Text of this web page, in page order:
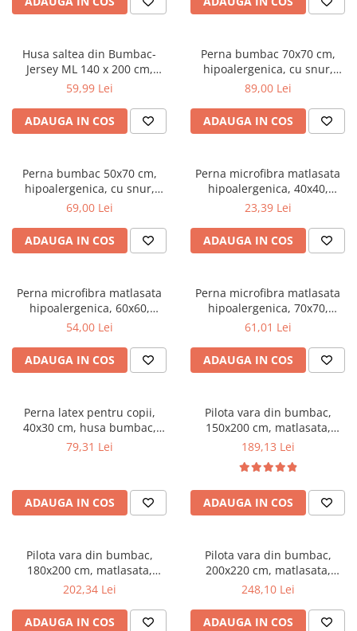
Top saltele MemoHR 6.5 cm
Saltele ieftine
Saltele cu plasa de arcuri
Saltele cu spuma
Scaune manager
Mese bucatarie
Scaune pentru bucatarie
Seturi mese si scaune bucatarie
Mobila hol
Suporturi si rafturi pantofi
Portmantouri
Pantofare
Seturi mobilier hol
Suport pentru umerase
Etajere
Mobilier gradinita
Mese gradinita
Set mese si scaune gradinita
Mobilier copii
Saltele patuturi copii
Masa si scaune gradinita
Seturi comode living si dormitor
alb
Husa saltea din Bumbac-
Jersey ML 140 x 200 cm,
lavabila la 40°C, prindere cu
59,99 Lei
ADAUGA IN COS
Perna bumbac 70x70 cm,
hipoalergenica, cu snur,
umplutura bilute siliconizate,
89,00 Lei
ADAUGA IN COS
Perna bumbac 50x70 cm,
hipoalergenica, cu snur,
umplutura bilute siliconizate,
69,00 Lei
ADAUGA IN COS
Perna microfibra matlasata
hipoalergenica, 40x40,
umplutura bilute siliconizate,
23,39 Lei
ADAUGA IN COS
Perna microfibra matlasata
hipoalergenica, 60x60,
umplutura bilute siliconizate,
54,00 Lei
ADAUGA IN COS
Perna microfibra matlasata
hipoalergenica, 70x70,
umplutura bilute siliconizate,
61,01 Lei
ADAUGA IN COS
Perna latex pentru copii,
40x30 cm, husa bumbac,
antialergenica,
79,31 Lei
ADAUGA IN COS
Pilota vara din bumbac,
150x200 cm, matlasata,
umplutura bilute siliconizate,
90°C, alb
189,13 Lei
ADAUGA IN COS
Pilota vara din bumbac,
180x200 cm, matlasata,
umplutura bilute siliconizate,
90°C, alb
202,34 Lei
ADAUGA IN COS
Pilota vara din bumbac,
200x220 cm, matlasata,
umplutura bilute siliconizate,
90°C, alb
248,10 Lei
ADAUGA IN COS